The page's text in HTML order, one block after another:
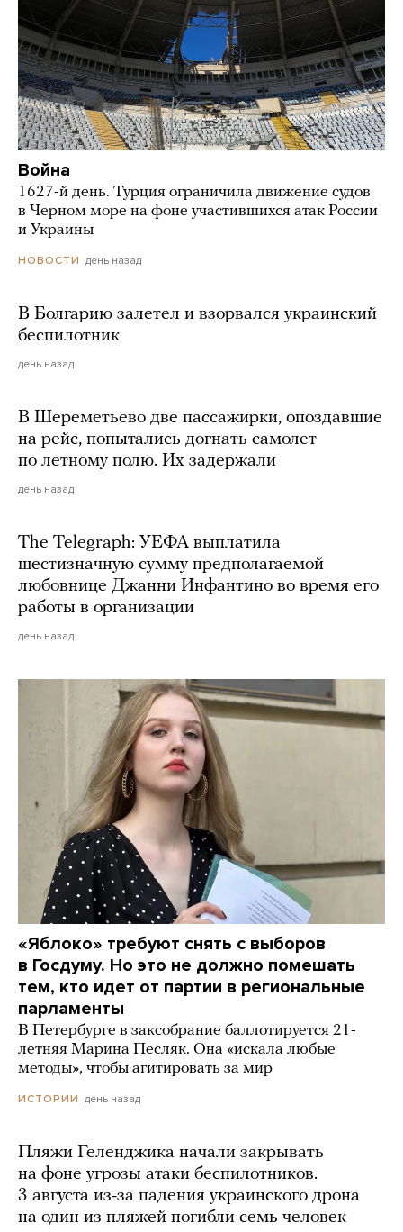
Война
1627-й день. Турция ограничила движение судов
в Черном море на фоне участившихся атак России
и Украины
НОВОСТИ день назад
В Болгарию залетел и взорвался украинский
беспилотник
день назад
В Шереметьево две пассажирки, опоздавшие
на рейс, попытались догнать самолет
по летному полю. Их задержали
день назад
The Telegraph: УЕФА выплатила
шестизначную сумму предполагаемой
любовнице Джанни Инфантино во время его
работы в организации
день назад
«Яблоко» требуют снять с выборов
в Госдуму. Но это не должно помешать
тем, кто идет от партии в региональные
парламенты
В Петербурге в заксобрание баллотируется 21-
летняя Марина Песляк. Она «искала любые
методы», чтобы агитировать за мир
ИСТОРИИ день назад
Пляжи Геленджика начали закрывать
на фоне угрозы атаки беспилотников.
3 августа из-за падения украинского дрона
на один из пляжей погибли семь человек